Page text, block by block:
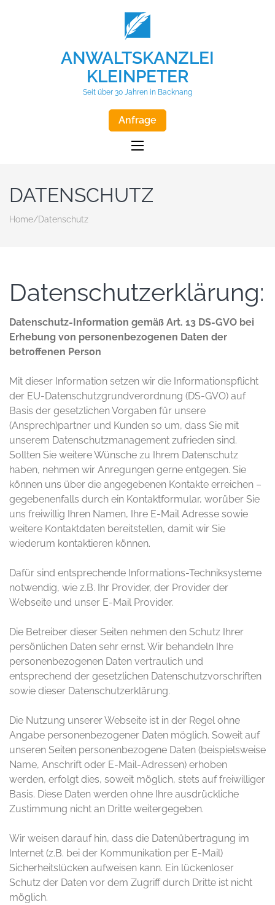
ANWALTSKANZLEI
KLEINPETER
Seit über 30 Jahren in Backnang
Anfrage
DATENSCHUTZ
Home/Datenschutz
Datenschutzerklärung:
Datenschutz-Information gemäß Art. 13 DS-GVO bei
Erhebung von personenbezogenen Daten der
betroffenen Person
Mit dieser Information setzen wir die Informationspflicht
der EU-Datenschutzgrundverordnung (DS-GVO) auf
Basis der gesetzlichen Vorgaben für unsere
(Ansprech)partner und Kunden so um, dass Sie mit
unserem Datenschutzmanagement zufrieden sind.
Sollten Sie weitere Wünsche zu Ihrem Datenschutz
haben, nehmen wir Anregungen gerne entgegen. Sie
können uns über die angegebenen Kontakte erreichen –
gegebenenfalls durch ein Kontaktformular, worüber Sie
uns freiwillig Ihren Namen, Ihre E-Mail Adresse sowie
weitere Kontaktdaten bereitstellen, damit wir Sie
wiederum kontaktieren können.
Dafür sind entsprechende Informations-Techniksysteme
notwendig, wie z.B. Ihr Provider, der Provider der
Webseite und unser E-Mail Provider.
Die Betreiber dieser Seiten nehmen den Schutz Ihrer
persönlichen Daten sehr ernst. Wir behandeln Ihre
personenbezogenen Daten vertraulich und
entsprechend der gesetzlichen Datenschutzvorschriften
sowie dieser Datenschutzerklärung.
Die Nutzung unserer Webseite ist in der Regel ohne
Angabe personenbezogener Daten möglich. Soweit auf
unseren Seiten personenbezogene Daten (beispielsweise
Name, Anschrift oder E-Mail-Adressen) erhoben
werden, erfolgt dies, soweit möglich, stets auf freiwilliger
Basis. Diese Daten werden ohne Ihre ausdrückliche
Zustimmung nicht an Dritte weitergegeben.
Wir weisen darauf hin, dass die Datenübertragung im
Internet (z.B. bei der Kommunikation per E-Mail)
Sicherheitslücken aufweisen kann. Ein lückenloser
Schutz der Daten vor dem Zugriff durch Dritte ist nicht
möglich.